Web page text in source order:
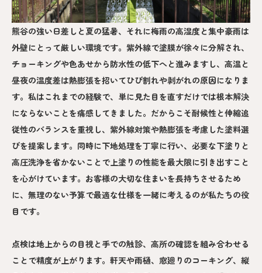
熊谷の強い日差しと夏の猛暑、それに梅雨の高湿度と集中豪雨は
外壁にとって厳しい環境です。紫外線で塗膜が徐々に分解され、
チョーキングや色あせから防水性の低下へと進みますし、高温と
昼夜の温度差は熱膨張を招いてひび割れや剥がれの原因になりま
す。私はこれまでの経験で、単に見た目を直すだけでは根本解決
にならないことを痛感してきました。だからこそ耐候性と伸縮追
従性のバランスを重視し、紫外線対策や熱膨張を考慮した塗料選
びを提案します。同時に下地処理を丁寧に行い、必要な下塗りと
高圧洗浄を省かないことで上塗りの性能を最大限に引き出すこと
を心がけています。お客様の大切な住まいを長持ちさせるため
に、無理のない予算で最適な仕様を一緒に考えるのが私たちの役
目です。
点検は地上からの目視と手での触診、高所の確認を組み合わせる
ことで精度が上がります。軒天や雨樋、窓廻りのコーキング、縦